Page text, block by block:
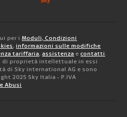
per i Moduli, Condizioni
, informazioni sulle modifiche
tariffaria, assistenza e contatti.
di proprietà intellettuale in essi
di Sky international AG e sono
2025 Sky Italia - P.IVA
Abusi